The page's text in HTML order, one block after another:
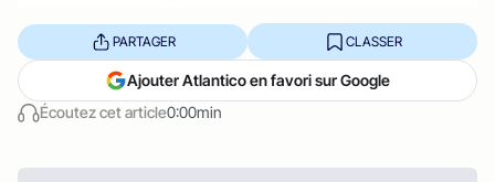
Écoutez cet article0:00min
PARTAGER CLASSER
Ajouter Atlantico en favori sur Google